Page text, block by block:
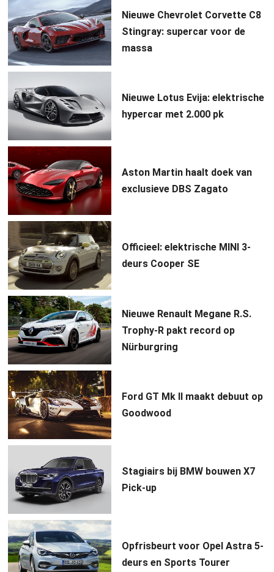
Nieuwe Chevrolet Corvette C8
Stingray: supercar voor de
massa
Nieuwe Lotus Evija: elektrische
hypercar met 2.000 pk
Aston Martin haalt doek van
exclusieve DBS Zagato
Officieel: elektrische MINI 3-
deurs Cooper SE
Nieuwe Renault Megane R.S.
Trophy-R pakt record op
Nürburgring
Ford GT Mk II maakt debuut op
Goodwood
Stagiairs bij BMW bouwen X7
Pick-up
Opfrisbeurt voor Opel Astra 5-
deurs en Sports Tourer